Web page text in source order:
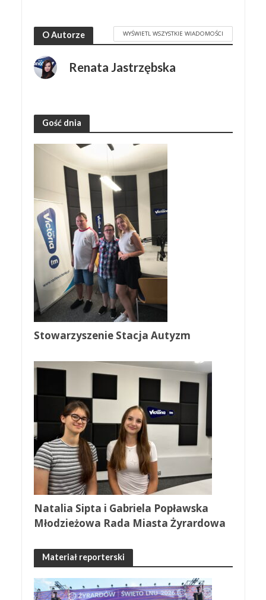
O Autorze WYŚWIETL WSZYSTKIE WIADOMOŚCI
Renata Jastrzębska
Gość dnia
Stowarzyszenie Stacja Autyzm
Natalia Sipta i Gabriela Popławska
Młodzieżowa Rada Miasta Żyrardowa
Materiał reporterski